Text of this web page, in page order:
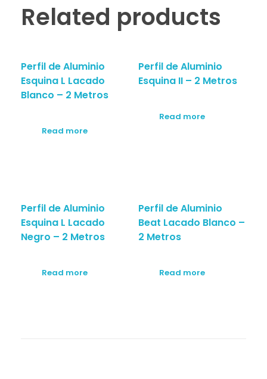
Related products
Perfil de Aluminio
Esquina L Lacado
Blanco – 2 Metros
Read more
Perfil de Aluminio
Esquina II – 2 Metros
Read more
Perfil de Aluminio
Esquina L Lacado
Negro – 2 Metros
Read more
Perfil de Aluminio
Beat Lacado Blanco –
2 Metros
Read more